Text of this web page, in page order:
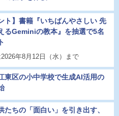
ト】書籍『いちばんやさしい 先
るGeminiの教本』を抽選で5名
年8月12日（水）まで
東区の小中学校で生成AI活用の
たちの「面白い」を引き出す、